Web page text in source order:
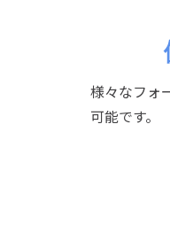
様々なフォ
可能です。